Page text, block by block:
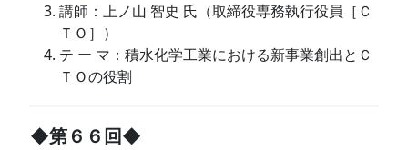
講師：上ノ山 智史 氏（取締役専務執行役員［Ｃ
ＴＯ］）
テ ー マ：積水化学工業における新事業創出とＣ
ＴＯの役割
◆第６６回◆